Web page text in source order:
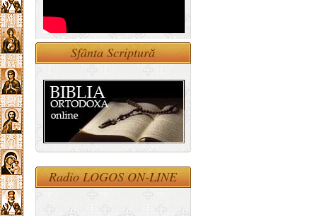
Sfânta Scriptură
Radio LOGOS ON-LINE